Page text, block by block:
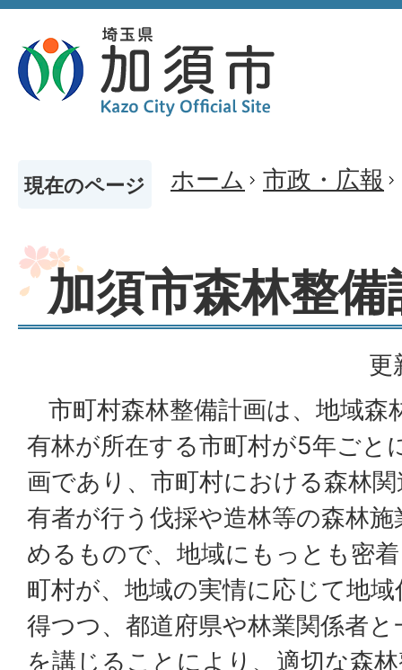
現在のページ ホーム 市政・広報
加須市森林整備
更
市町村森林整備計画は、地域森
有林が所在する市町村が5年ごと
画であり、市町村における森林
有者が行う伐採や造林等の森林
めるもので、地域にもっとも密
町村が、地域の実情に応じて地
得つつ、都道府県や林業関係者
を講じることにより、適切な森